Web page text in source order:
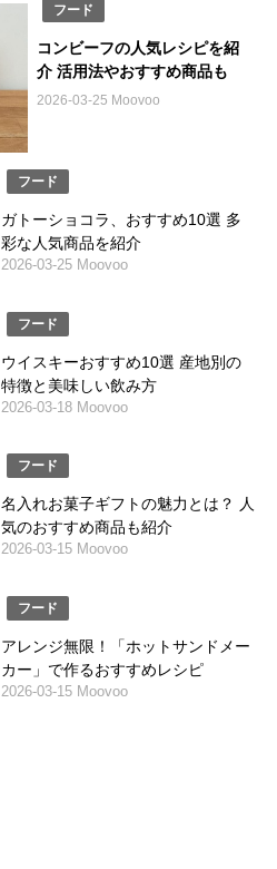
フード
コンビーフの人気レシピを紹
介 活用法やおすすめ商品も
2026-03-25 Moovoo
フード
ガトーショコラ、おすすめ10選 多
彩な人気商品を紹介
2026-03-25 Moovoo
フード
ウイスキーおすすめ10選 産地別の
特徴と美味しい飲み方
2026-03-18 Moovoo
フード
名入れお菓子ギフトの魅力とは？ 人
気のおすすめ商品も紹介
2026-03-15 Moovoo
フード
アレンジ無限！「ホットサンドメー
カー」で作るおすすめレシピ
2026-03-15 Moovoo